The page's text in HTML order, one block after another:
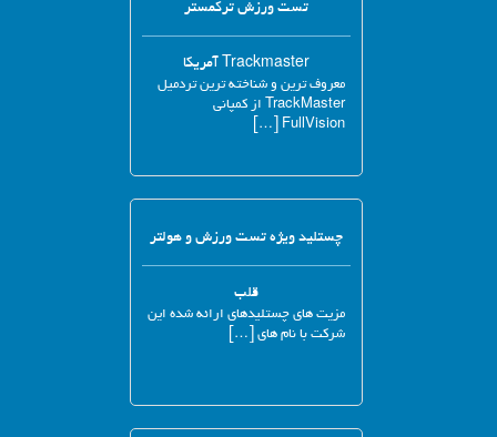
تست ورزش ترکمستر
Trackmaster آمریکا
معروف ترین و شناخته ترین تردمیل
TrackMaster از کمپانی
FullVision […]
چستلید ویژه تست ورزش و هولتر
قلب
مزیت های چستلیدهای ارائه شده این
شرکت با نام های […]